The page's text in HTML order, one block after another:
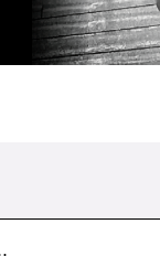
DEALS DE YOURI